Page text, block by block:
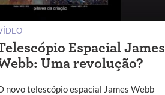
Espacial James
Uma revolução?
novo telescópio espacial James Webb